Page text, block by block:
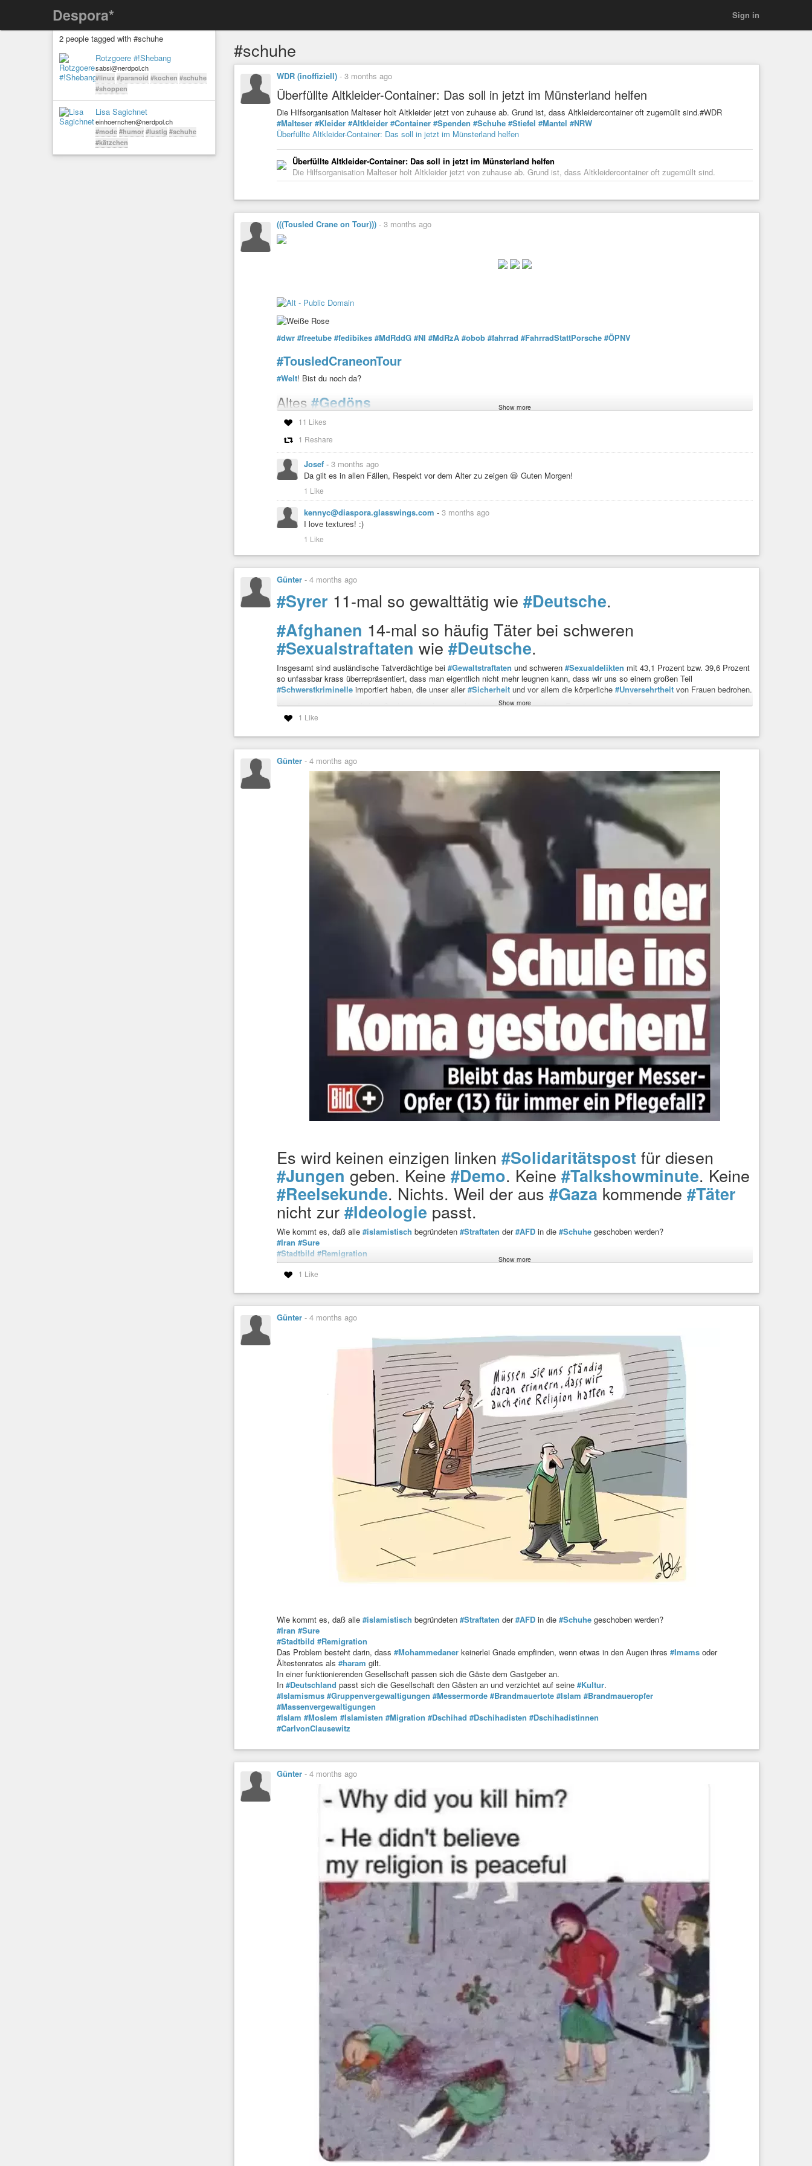
Despora* Sign in
2 people tagged with #schuhe
Rotzgoere #!Shebang
sabsi@nerdpol.ch
#linux #paranoid #kochen #schuhe
#shoppen
Lisa Sagichnet
einhoernchen@nerdpol.ch
#mode #humor #lustig #schuhe
#kätzchen
#schuhe
WDR (inoffiziell) - 3 months ago
Überfüllte Altkleider-Container: Das soll in jetzt im Münsterland helfen
Die Hilfsorganisation Malteser holt Altkleider jetzt von zuhause ab. Grund ist, dass Altkleidercontainer oft zugemüllt sind.#WDR
#Malteser #Kleider #Altkleider #Container #Spenden #Schuhe #Stiefel #Mantel #NRW
Überfüllte Altkleider-Container: Das soll in jetzt im Münsterland helfen
Überfüllte Altkleider-Container: Das soll in jetzt im Münsterland helfen
Die Hilfsorganisation Malteser holt Altkleider jetzt von zuhause ab. Grund ist, dass Altkleidercontainer oft zugemüllt sind.
(((Tousled Crane on Tour))) - 3 months ago
#dwr #freetube #fedibikes #MdRddG #NI #MdRzA #obob #fahrrad #FahrradStattPorsche #ÖPNV
#TousledCraneonTour
#Welt! Bist du noch da?
Altes #Gedöns
#Kugelsburg-
#Schuhe- alt aber bezahlt, benötigen mal etwas
#Fassade- Unsere ist auch alt (ca 16tes JH ) benötigt etwas#Zuwendungaber im Kern steinhart
So, und da wettertechnisch die
#Limousine wartet, macht sich der#Alte auf den Weg ohne
aber:
https://youtu.be/ddhjgxk4zL0
Bleibt senkrecht und gesund!
Too Old to Rock 'n' Roll: Too Young to Die! (2002 Remaster)
Show more
11 Likes
1 Reshare
Josef - 3 months ago
Da gilt es in allen Fällen, Respekt vor dem Alter zu zeigen 😆 Guten Morgen!
1 Like
kennyc@diaspora.glasswings.com - 3 months ago
I love textures! :)
1 Like
Günter - 4 months ago
#Syrer 11-mal so gewalttätig wie #Deutsche.
#Afghanen 14-mal so häufig Täter bei schweren
#Sexualstraftaten wie #Deutsche.
Insgesamt sind ausländische Tatverdächtige bei #Gewaltstraftaten und schweren #Sexualdelikten mit 43,1 Prozent bzw. 39,6 Prozent
so unfassbar krass überrepräsentiert, dass man eigentlich nicht mehr leugnen kann, dass wir uns so einem großen Teil
#Schwerstkriminelle importiert haben, die unser aller#Sicherheit und vor allem die körperliche #Unversehrtheit von Frauen bedrohen.
Aber davon will man im linken Spektrum bis heute nichts hören. Hier gibt es keine Empörung, keine Demos gegen die grassierende
Gewalt gegenüber Frauen, die eben längst nicht mehr nur in den eigenen vier Wänden stattfindet.
Das ist nicht nur verlogen und bigott. Es opfert insbesondere uns Frauen auf dem Altar einer Ideologie der Vielfalt, die spätestens dann
Aber dann wird es mit der Erkenntnis zu spät sein.
https://bild.de/politik/inland/friedrich-merz-provoziert-im-bundestag-unerhoert-streit-um-gewalt-debatte-69d9fab20695c741e3c29829
Wie kommt es, daß alle
begründeten #Straftatender #Schuhegeschoben werden?
Das Problem besteht darin, dass
#Mohammedaner keinerlei Gnade empfinden, wenn etwas in den Augen ihres#Imams
Ältestenrates als
#haramgilt.
In einer funktionierenden Gesellschaft passen sich die Gäste dem Gastgeber an.
#Deutschlandpasst sich die Gesellschaft den Gästen an und verzichtet auf seine #Kultur
#Gruppenvergewaltigungen #Messermorde #Brandmauertote #Islam #Brandmaueropfer
#Massenvergewaltigungen
#Islamisten #Dschihadisten
Friedrich Merz provoziert im Bundestag: „Unerhört!“ – Streit um Gewalt-Debatte
Zwischenrufe im Bundestag: Merz’ Aussagen zur Gewaltkriminalität und de Vries’ Statistik entfachen Kontroversen.
Show more
1 Like
Günter - 4 months ago
Es wird keinen einzigen linken #Solidaritätspost für diesen
#Jungen geben. Keine #Demo. Keine #Talkshowminute. Keine
#Reelsekunde. Nichts. Weil der aus #Gaza kommende #Täter
nicht zur #Ideologie passt.
Wie kommt es, daß alle #islamistisch begründeten #Straftaten der#AFD in die #Schuhe geschoben werden?
#Iran #Sure
#Stadtbild #Remigration
Das Problem besteht darin, dass#Mohammedanerkeinerlei Gnade empfinden, wenn etwas in den Augen ihres#Imamsoder
Ältestenrates als
In#Deutschlandpasst sich die Gesellschaft den Gästen an und verzichtet auf seine#Kultur.
#Islamismus #Gruppenvergewaltigungen #Messermorde #Brandmauertote #Islam #Brandmaueropfer
#Massenvergewaltigungen
Show more
1 Like
Günter - 4 months ago
Wie kommt es, daß alle #islamistisch begründeten #Straftaten der#AFD in die #Schuhe geschoben werden?
#Iran #Sure
#Stadtbild #Remigration
Das Problem besteht darin, dass #Mohammedaner keinerlei Gnade empfinden, wenn etwas in den Augen ihres #Imams oder
Ältestenrates als #haram gilt.
In einer funktionierenden Gesellschaft passen sich die Gäste dem Gastgeber an.
In #Deutschland passt sich die Gesellschaft den Gästen an und verzichtet auf seine #Kultur.
#Islamismus #Gruppenvergewaltigungen #Messermorde #Brandmauertote #Islam #Brandmaueropfer
#Massenvergewaltigungen
#Islam #Moslem #Islamisten #Migration #Dschihad #Dschihadisten #Dschihadistinnen
#CarlvonClausewitz
Günter - 4 months ago